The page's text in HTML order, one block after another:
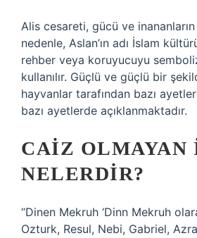
Alis cesareti, gücü ve
nedenle, Aslan’ın adı İslam
rehber veya koruyucuyu
kullanılır. Güçlü ve güçlü bir
hayvanlar tarafından bazı
bazı ayetlerde açıklanmaktadır.
CAIZ OLMAYAN
NELERDIR?
“Dinen Mekruh ‘Dinn Mekruh
Ozturk, Resul, Nebi, Gabriel,